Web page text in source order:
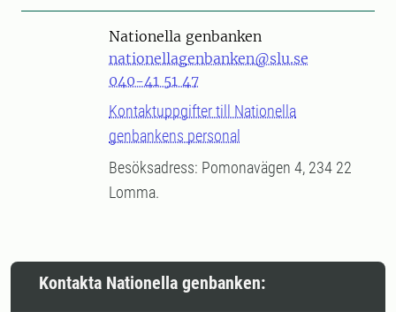
Nationella genbanken
nationellagenbanken@slu.se
040-41 51 47
Kontaktuppgifter till Nationella
genbankens personal
Besöksadress: Pomonavägen 4, 234 22
Lomma.
Kontakta Nationella genbanken: